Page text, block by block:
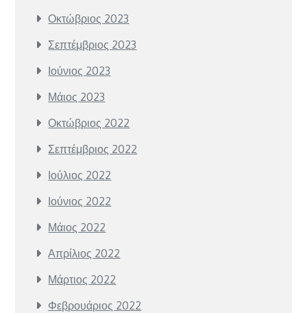
Οκτώβριος 2023
Σεπτέμβριος 2023
Ιούνιος 2023
Μάιος 2023
Οκτώβριος 2022
Σεπτέμβριος 2022
Ιούλιος 2022
Ιούνιος 2022
Μάιος 2022
Απρίλιος 2022
Μάρτιος 2022
Φεβρουάριος 2022